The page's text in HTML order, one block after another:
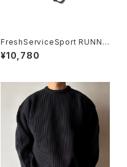
FreshServiceSport RUNNI
NG SLING BAG
¥10,780